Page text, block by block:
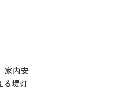
家内安
る堤灯